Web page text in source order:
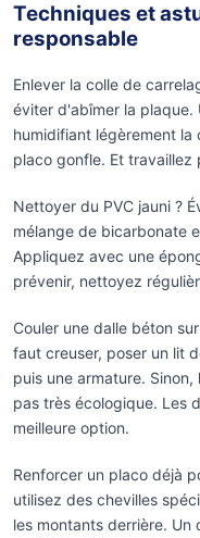
Techniques et
responsable
Enlever la colle de
éviter d'abîmer la plaque.
humidifiant légèrement la
placo gonfle. Et travaillez
Nettoyer du PVC jauni ?
mélange de bicarbonate
Appliquez avec une
prévenir, nettoyez
Couler une dalle béton
faut creuser, poser un lit
puis une armature.
pas très écologique. Les
meilleure option.
Renforcer un placo déjà
utilisez des chevilles
les montants derrière.